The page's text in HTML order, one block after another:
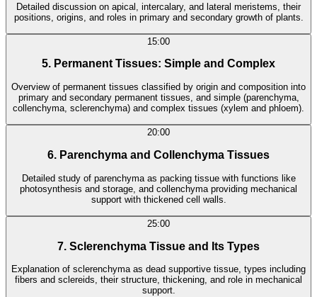
Detailed discussion on apical, intercalary, and lateral meristems, their
positions, origins, and roles in primary and secondary growth of plants.
15:00
5. Permanent Tissues: Simple and Complex
Overview of permanent tissues classified by origin and composition into
primary and secondary permanent tissues, and simple (parenchyma,
collenchyma, sclerenchyma) and complex tissues (xylem and phloem).
20:00
6. Parenchyma and Collenchyma Tissues
Detailed study of parenchyma as packing tissue with functions like
photosynthesis and storage, and collenchyma providing mechanical
support with thickened cell walls.
25:00
7. Sclerenchyma Tissue and Its Types
Explanation of sclerenchyma as dead supportive tissue, types including
fibers and sclereids, their structure, thickening, and role in mechanical
support.